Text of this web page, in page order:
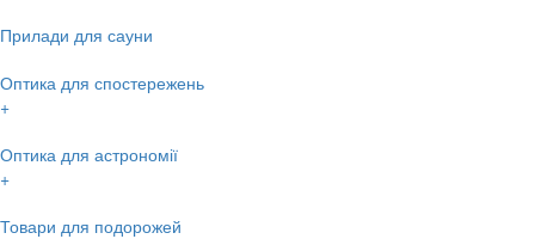
Прилади для сауни
Оптика для спостережень
+
Оптика для астрономії
+
Товари для подорожей